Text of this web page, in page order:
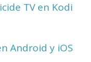
TV en Kodi
Android y iOS